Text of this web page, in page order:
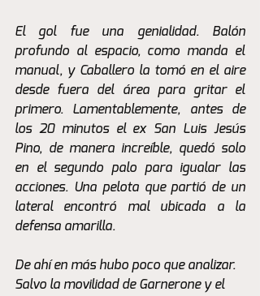
El gol fue una genialidad. Balón
profundo al espacio, como manda el
manual, y Caballero la tomó en el aire
desde fuera del área para gritar el
primero. Lamentablemente, antes de
los 20 minutos el ex San Luis Jesús
Pino, de manera increíble, quedó solo
en el segundo palo para igualar las
acciones. Una pelota que partió de un
lateral encontró mal ubicada a la
defensa amarilla.
De ahí en más hubo poco que analizar.
Salvo la movilidad de Garnerone y el